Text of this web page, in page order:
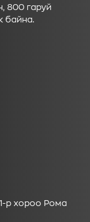
800 гаруй
байна.
р хороо Рома